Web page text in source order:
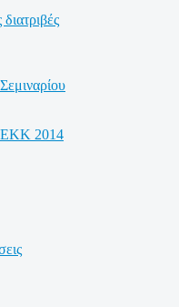
2014